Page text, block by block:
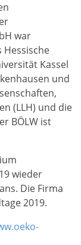
war
Kassel
und
(LLH) und die
BÖLW ist
wieder
Die Firma
2019.